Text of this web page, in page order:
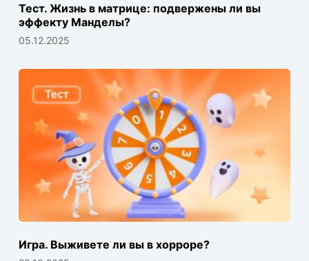
Тест. Жизнь в матрице: подвержены ли вы
эффекту Манделы?
05.12.2025
Игра. Выживете ли вы в хорроре?